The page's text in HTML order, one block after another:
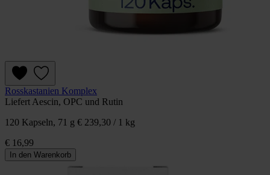
Rosskastanien Komplex
Liefert Aescin, OPC und Rutin
120 Kapseln, 71 g € 239,30 / 1 kg
€ 16,99
In den Warenkorb